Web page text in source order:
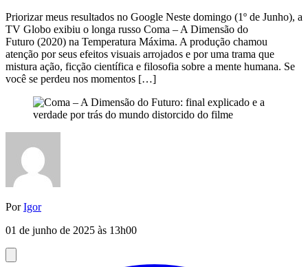
Priorizar meus resultados no Google Neste domingo (1º de Junho), a
TV Globo exibiu o longa russo Coma – A Dimensão do
Futuro (2020) na Temperatura Máxima. A produção chamou
atenção por seus efeitos visuais arrojados e por uma trama que
mistura ação, ficção científica e filosofia sobre a mente humana. Se
você se perdeu nos momentos […]
PorIgor
01 de junho de 2025 às 13h00